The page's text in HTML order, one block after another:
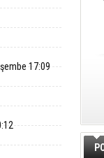
toplantısıyla
Yeni Parti’ye
17:09